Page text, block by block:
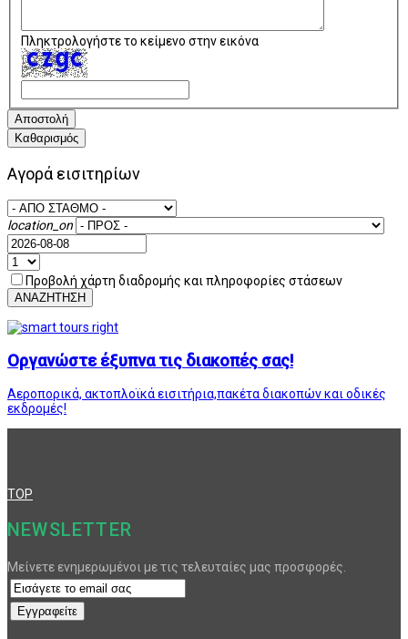
Πληκτρολογήστε το κείμενο στην εικόνα
Αποστολή
Καθαρισμός
Αγορά εισιτηρίων
location_on
Προβολή χάρτη διαδρομής και πληροφορίες στάσεων
ΑΝΑΖΗΤΗΣΗ
Οργανώστε έξυπνα τις διακοπές σας!
Αεροπορικά, ακτοπλοϊκά εισιτήρια,πακέτα διακοπών και οδικές
εκδρομές!
TOP
NEWSLETTER
Μείνετε ενημερωμένοι με τις τελευταίες μας προσφορές.